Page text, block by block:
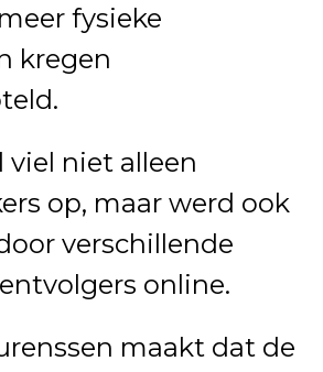
fysieke
kregen
viel niet alleen
op, maar werd ook
verschillende
online.
maakt dat de